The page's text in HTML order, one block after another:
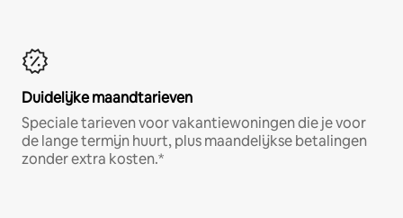
Duidelijke maandtarieven
Speciale tarieven voor vakantiewoningen die je voor
de lange termijn huurt, plus maandelijkse betalingen
zonder extra kosten.*